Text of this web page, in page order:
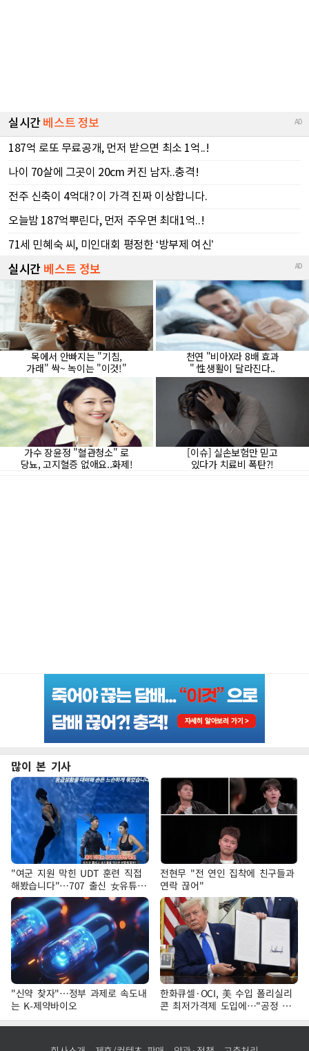
많이 본 기사
"여군 지원 막힌 UDT 훈련 직접
해봤습니다"…707 출신 女유튜버
'완벽 소화'
전현무 "전 연인 집착에 친구들과
연락 끊어"
"신약 찾자"…정부 과제로 속도내
는 K-제약바이오
한화큐셀·OCI, 美 수입 폴리실리
콘 최저가격제 도입에…"공정 경
쟁·수익성 개선 환영"